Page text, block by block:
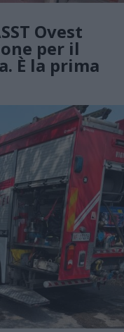
Ovest
per il
È la prima